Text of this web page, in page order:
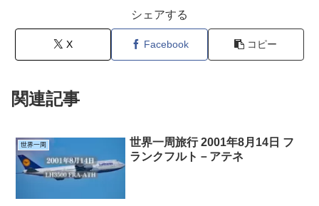
シェアする
X Facebook コピー
関連記事
世界一周
世界一周旅行 2001年8月14日 フ
ランクフルト－アテネ